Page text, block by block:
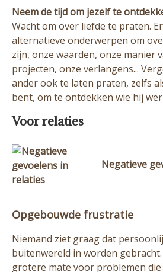
Neem de tijd om jezelf te
Wacht om over liefde te praten.
alternatieve onderwerpen om
zijn, onze waarden, onze manier
projecten, onze verlangens...
ander ook te laten praten, zelfs
bent, om te ontdekken wie hij
Voor relaties
Negatieve
Opgebouwde frustratie
Niemand ziet graag dat
buitenwereld in worden
grotere mate voor problemen